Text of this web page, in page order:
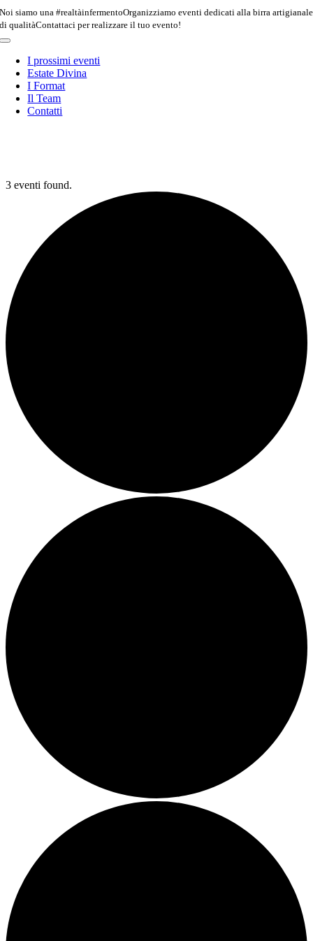
Salta
al
contenuto
Noi siamo una #realtàinfermentoOrganizziamo eventi dedicati alla birra artigianale
di qualitàContattaci per realizzare il tuo evento!
Toggle
NavigationI prossimi eventi
Estate Divina
I Format
Il Team
Contatti
3 eventi found.